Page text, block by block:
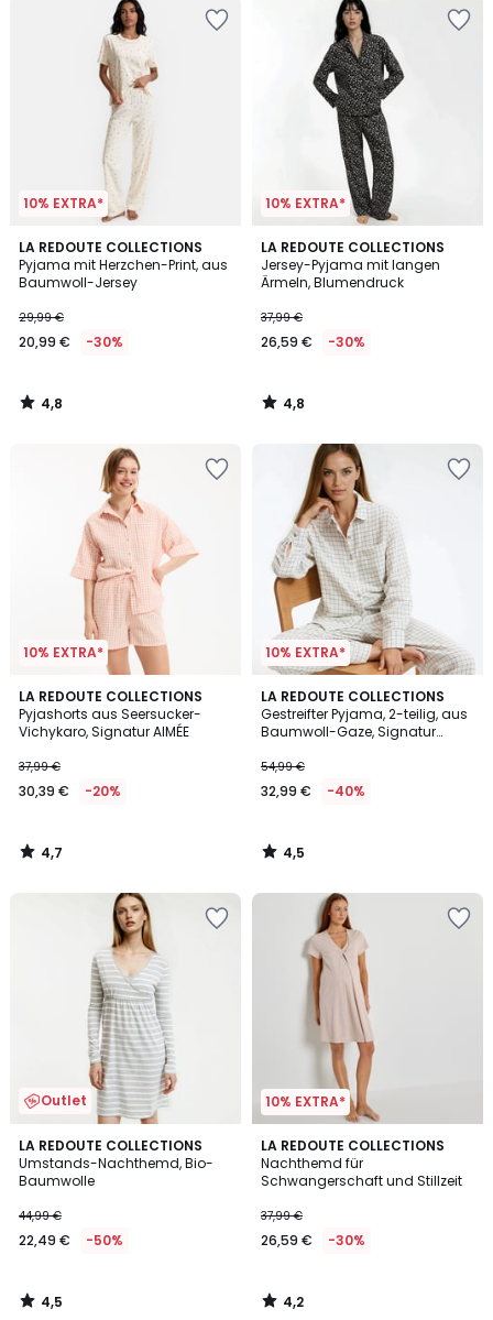
10% EXTRA*
LA REDOUTE COLLECTIONS
Pyjama mit Herzchen-Print, aus
Baumwoll-Jersey
29,99 €
20,99 € -30%
4,8
/ 5
4,8
/
10% EXTRA*
LA REDOUTE COLLECTIONS
Jersey-Pyjama mit langen
Ärmeln, Blumendruck
37,99 €
26,59 € -30%
4,8
/ 5
4,8
/
10% EXTRA*
LA REDOUTE COLLECTIONS
Pyjashorts aus Seersucker-
Vichykaro, Signatur AIMÉE
37,99 €
30,39 € -20%
4,7
/ 5
4,7
/
10% EXTRA*
LA REDOUTE COLLECTIONS
Gestreifter Pyjama, 2-teilig, aus
Baumwoll-Gaze, Signatur
54,99 €
32,99 € -40%
4,5
/ 5
4,5
/
Outlet
LA REDOUTE COLLECTIONS
Umstands-Nachthemd, Bio-
Baumwolle
44,99 €
22,49 € -50%
4,5
/ 5
4,5
/
10% EXTRA*
LA REDOUTE COLLECTIONS
Nachthemd für
Schwangerschaft und Stillzeit
37,99 €
26,59 € -30%
4,2
/ 5
4,2
/